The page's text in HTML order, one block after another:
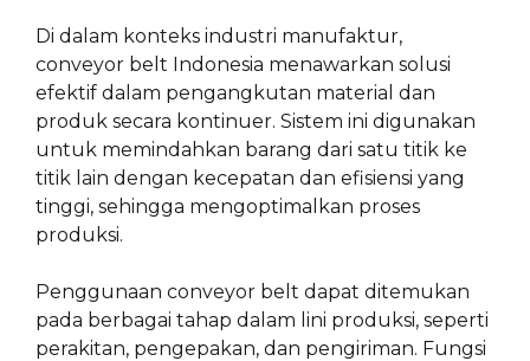
Di dalam konteks industri manufaktur,
conveyor belt Indonesia menawarkan solusi
efektif dalam pengangkutan material dan
produk secara kontinuer. Sistem ini digunakan
untuk memindahkan barang dari satu titik ke
titik lain dengan kecepatan dan efisiensi yang
tinggi, sehingga mengoptimalkan proses
produksi.
Penggunaan conveyor belt dapat ditemukan
pada berbagai tahap dalam lini produksi, seperti
perakitan, pengepakan, dan pengiriman. Fungsi